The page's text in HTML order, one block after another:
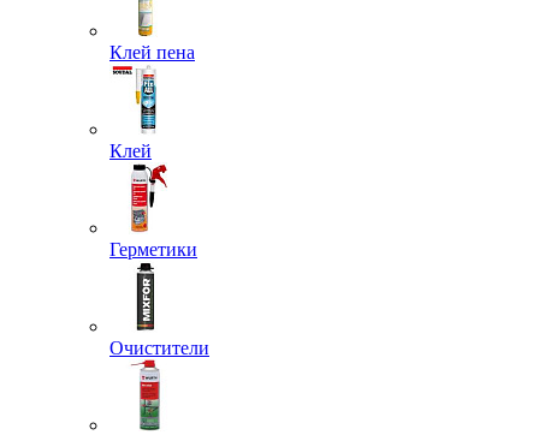
Клей пена
Клей
Герметики
Очистители